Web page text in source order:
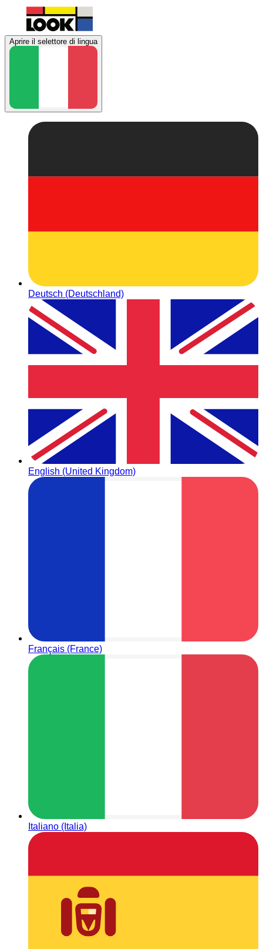
Aprire il selettore di lingua
Deutsch (Deutschland)
English (United Kingdom)
Français (France)
Italiano (Italia)